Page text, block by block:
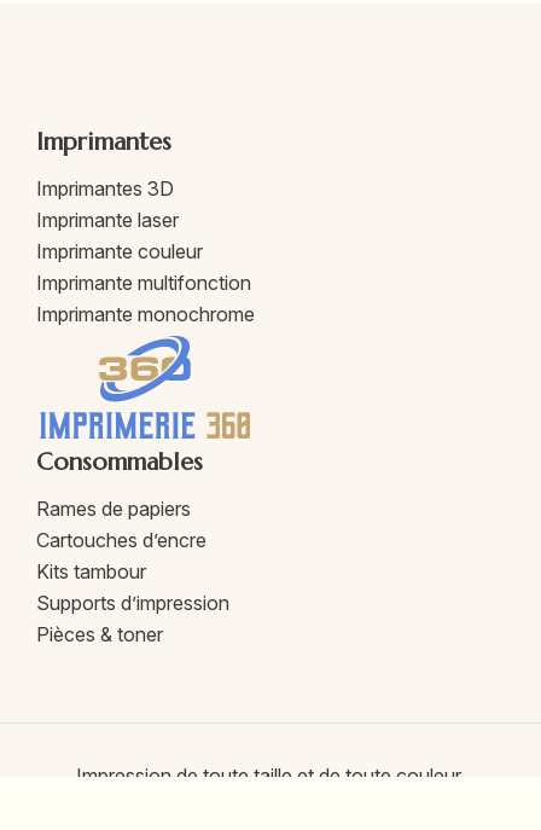
Imprimantes
Imprimantes 3D
Imprimante laser
Imprimante couleur
Imprimante multifonction
Imprimante monochrome
Consommables
Rames de papiers
Cartouches d’encre
Kits tambour
Supports d’impression
Pièces & toner
Impression de toute taille et de toute couleur.